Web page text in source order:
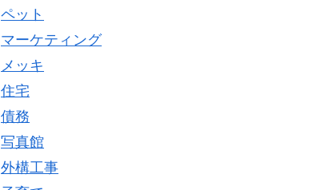
ペット
マーケティング
メッキ
住宅
債務
写真館
外構工事